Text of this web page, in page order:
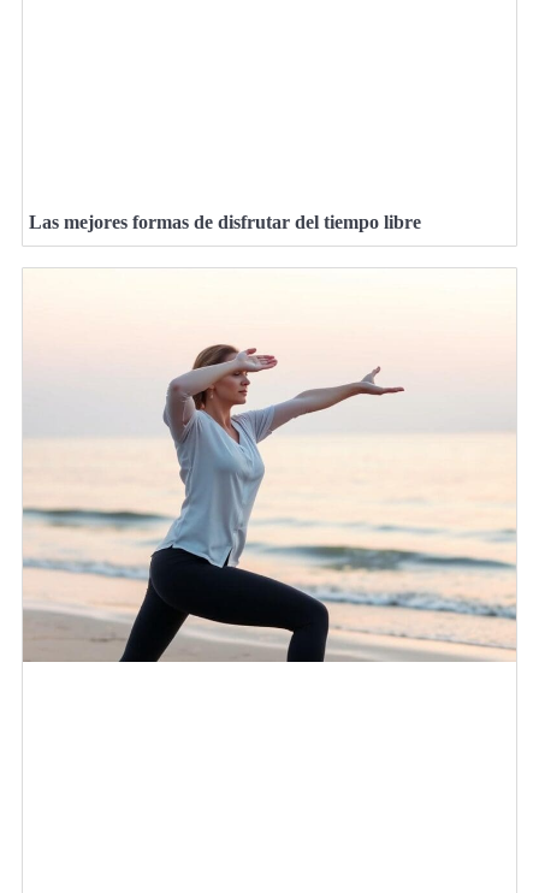
Las mejores formas de disfrutar del tiempo libre